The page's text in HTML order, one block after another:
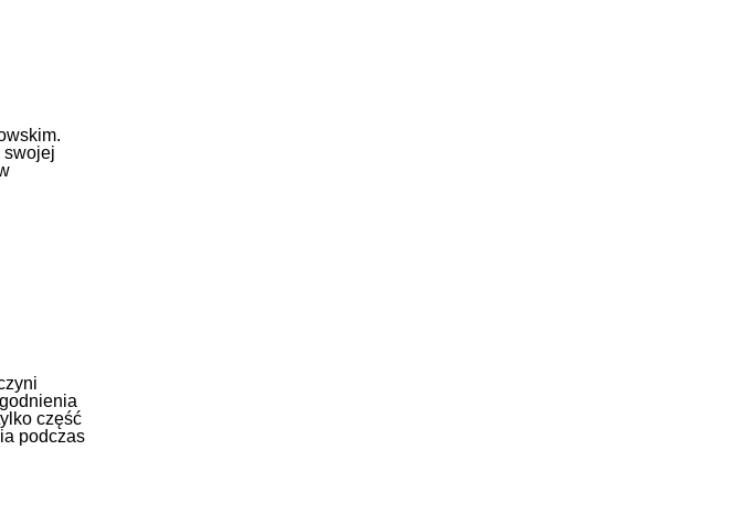
swojej
część
podczas